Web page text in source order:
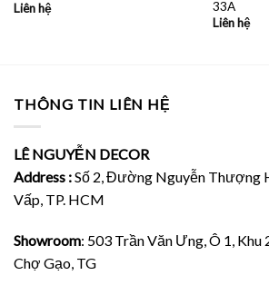
Liên hệ
33A
Liên hệ
THÔNG TIN LIÊN HỆ
LÊ NGUYỄN DECOR
Address :Số 2, Đường Nguyễn Thượng
Vấp, TP. HCM
Showroom: 503 Trần Văn Ưng, Ô 1, Khu
Chợ Gạo, TG